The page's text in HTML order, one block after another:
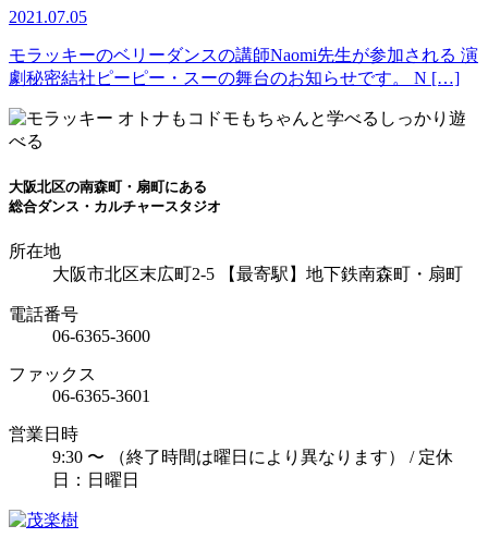
2021.07.05
モラッキーのベリーダンスの講師Naomi先生が参加される 演
劇秘密結社ピーピー・スーの舞台のお知らせです。 N […]
大阪北区の南森町・扇町にある
総合ダンス・カルチャースタジオ
所在地
大阪市北区末広町2-5 【最寄駅】地下鉄南森町・扇町
電話番号
06-6365-3600
ファックス
06-6365-3601
営業日時
9:30 〜 （終了時間は曜日により異なります）
/ 定休
日：日曜日